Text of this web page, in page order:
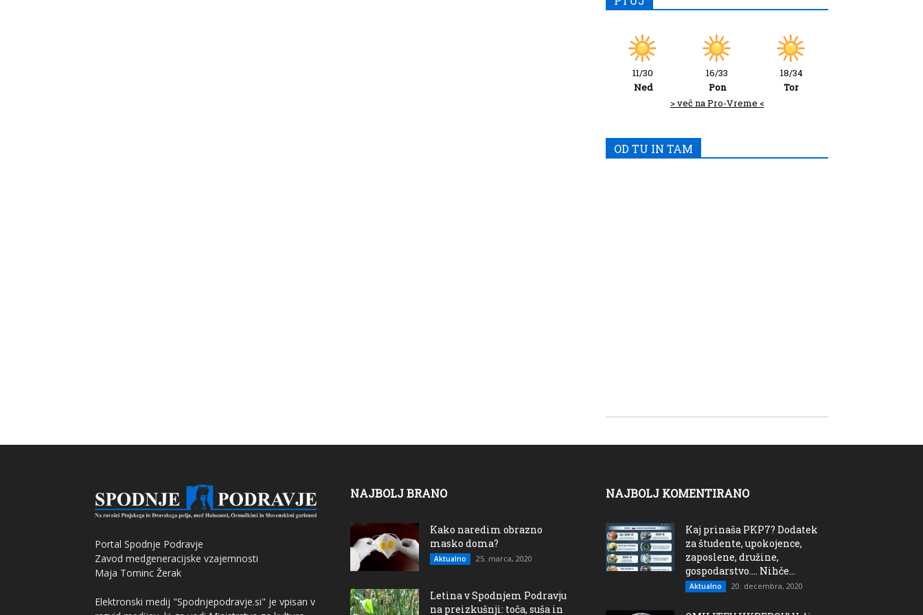
11/30
Ned
16/33
Pon
18/34
Tor
> več na Pro-Vreme <
OD TU IN TAM
Portal Spodnje Podravje
Zavod medgeneracijske vzajemnosti
Maja Tominc Žerak
Elektronski medij "Spodnjepodravje.si" je vpisan v
NAJBOLJ BRANO
Kako naredim obrazno
masko doma?
Aktualno 25. marca, 2020
Letina v Spodnjem Podravju
na preizkušnji: toča, suša in
NAJBOLJ KOMENTIRANO
Kaj prinaša PKP7? Dodatek
za študente, upokojence,
zaposlene, družine,
gospodarstvo…. Nihče...
Aktualno 20. decembra, 2020